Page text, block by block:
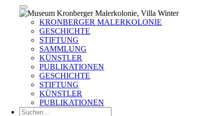
KRONBERGER MALERKOLONIE
GESCHICHTE
STIFTUNG
SAMMLUNG
KÜNSTLER
PUBLIKATIONEN
GESCHICHTE
STIFTUNG
KÜNSTLER
PUBLIKATIONEN
Suche